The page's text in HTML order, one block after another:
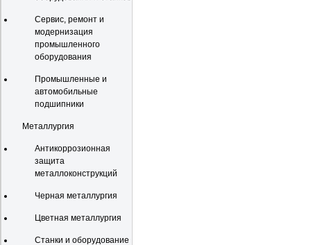
Сервис, ремонт и
модернизация
промышленного
оборудования
Промышленные и
автомобильные
подшипники
Металлургия
Антикоррозионная
защита
металлоконструкций
Черная металлургия
Цветная металлургия
Станки и оборудование